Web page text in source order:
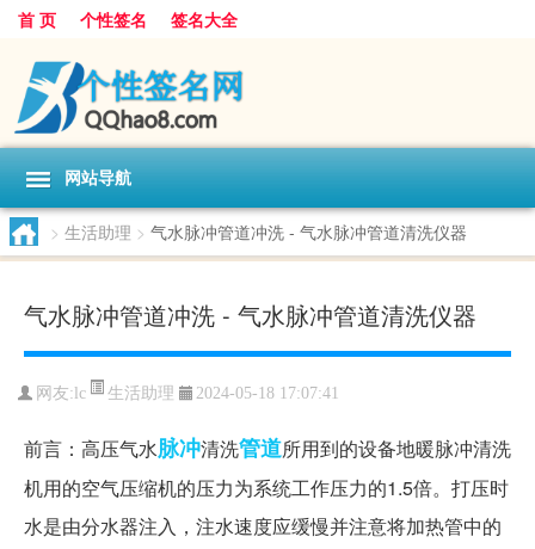
首 页 个性签名 签名大全
网站导航
> 生活助理 > 气水脉冲管道冲洗 - 气水脉冲管道清洗仪器
气水脉冲管道冲洗 - 气水脉冲管道清洗仪器
网友: lc 生活助理 2024-05-18 17:07:41
前言：高压气水脉冲清洗管道所用到的设备地暖脉冲清洗
机用的空气压缩机的压力为系统工作压力的1.5倍。打压时
水是由分水器注入，注水速度应缓慢并注意将加热管中的